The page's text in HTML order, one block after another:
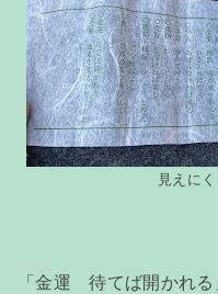
見えに
「金運 待てば開かれる